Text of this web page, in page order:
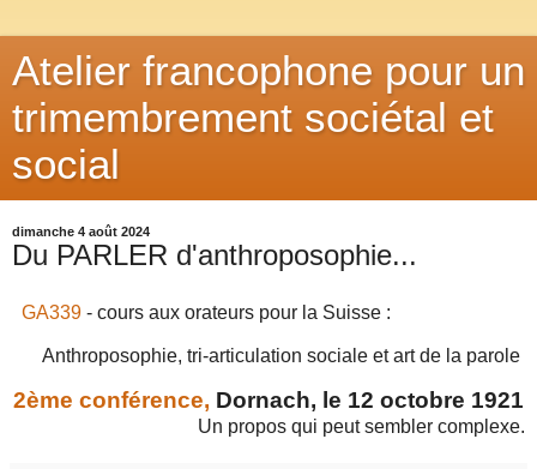
Atelier francophone pour un
trimembrement sociétal et
social
dimanche 4 août 2024
Du PARLER d'anthroposophie...
GA339 - cours aux orateurs pour la Suisse :
Anthroposophie, tri-articulation sociale et art de la parole
2ème conférence, Dornach, le 12 octobre 1921
Un propos qui peut sembler complexe.